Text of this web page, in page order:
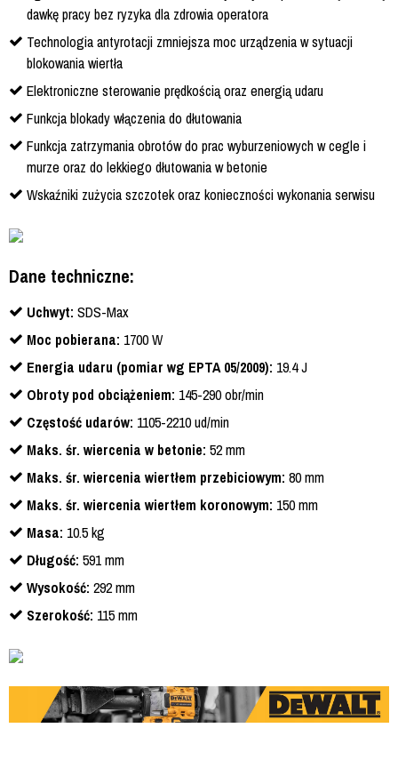
dawkę pracy bez ryzyka dla zdrowia operatora
Technologia antyrotacji zmniejsza moc urządzenia w sytuacji
blokowania wiertła
Elektroniczne sterowanie prędkością oraz energią udaru
Funkcja blokady włączenia do dłutowania
Funkcja zatrzymania obrotów do prac wyburzeniowych w cegle i
murze oraz do lekkiego dłutowania w betonie
Wskaźniki zużycia szczotek oraz konieczności wykonania serwisu
Dane techniczne:
Uchwyt: SDS-Max
Moc pobierana: 1700 W
Energia udaru (pomiar wg EPTA 05/2009): 19.4 J
Obroty pod obciążeniem: 145-290 obr/min
Częstość udarów: 1105-2210 ud/min
Maks. śr. wiercenia w betonie: 52 mm
Maks. śr. wiercenia wiertłem przebiciowym: 80 mm
Maks. śr. wiercenia wiertłem koronowym: 150 mm
Masa: 10.5 kg
Długość: 591 mm
Wysokość: 292 mm
Szerokość: 115 mm